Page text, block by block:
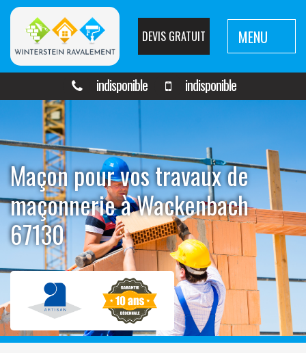
DEVIS GRATUIT MENU
indisponible indisponible
Maçon pour vos travaux de
maçonnerie à Wackenbach
67130